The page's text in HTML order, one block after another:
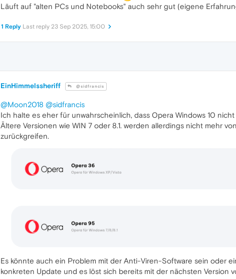
Läuft auf "alten PCs und Notebooks" auch sehr gut (eigene
1 Reply Last reply 23 Sep 2025, 15:00
EinHimmelssheriff @sidfrancis
@Moon2018 @sidfrancis
Ich halte es eher für unwahrscheinlich, dass Opera Windows 10
Ältere Versionen wie WIN 7 oder 8.1. werden allerdings nicht mehr
zurückgreifen.
Es könnte auch ein Problem mit der Anti-Viren-Software sein oder
konkreten Update und es löst sich bereits mit der nächsten Version